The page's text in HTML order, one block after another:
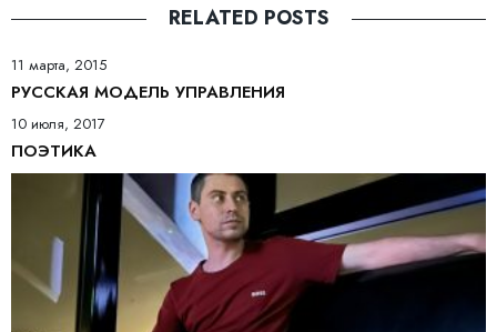
RELATED POSTS
11 марта, 2015
РУССКАЯ МОДЕЛЬ УПРАВЛЕНИЯ
10 июля, 2017
ПОЭТИКА